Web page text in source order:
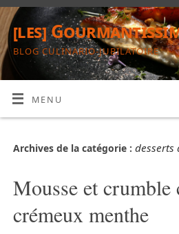
[les]
BLOG CULINARIO-JUBILATOIRE
MENU
Archives de la catégorie : desserts
Mousse et crumble
crémeux menthe